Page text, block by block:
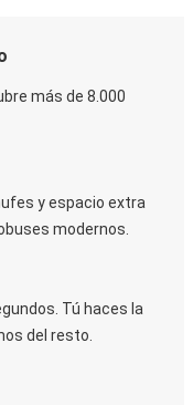
más de 8.000
y espacio extra
modernos.
Tú haces la
del resto.